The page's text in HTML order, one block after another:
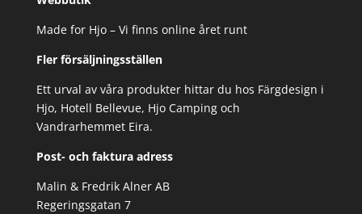
Made for Hjo – Vi finns online året runt
Fler försäljningsställen
Ett urval av våra produkter hittar du hos Färgdesign i
Hjo, Hotell Bellevue, Hjo Camping och
Vandrarhemmet Eira.
Post- och faktura adress
Malin & Fredrik Alner AB
Regeringsgatan 7